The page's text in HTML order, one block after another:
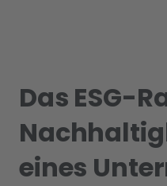
Das ESG-
eines